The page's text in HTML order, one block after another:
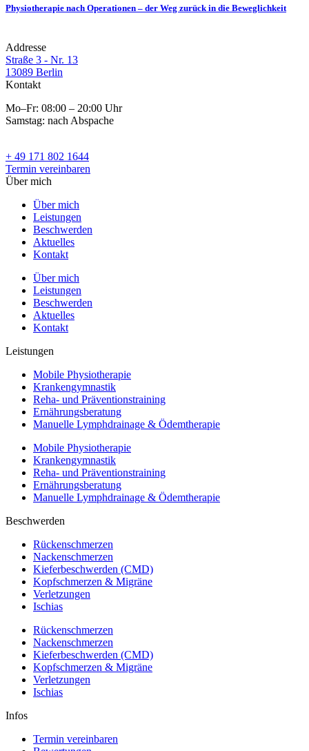
Physiotherapie nach Operationen – der Weg zurück in die Beweglichkeit
Addresse
Straße 3 - Nr. 13
13089 Berlin
Kontakt
Mo–Fr: 08:00 – 20:00 Uhr
Samstag: nach Abspache
+ 49 171 802 1644
Termin vereinbaren
Über mich
Über mich
Leistungen
Beschwerden
Aktuelles
Kontakt
Über mich
Leistungen
Beschwerden
Aktuelles
Kontakt
Leistungen
Mobile Physiotherapie
Krankengymnastik
Reha- und Präventionstraining
Ernährungsberatung
Manuelle Lymphdrainage & Ödemtherapie
Mobile Physiotherapie
Krankengymnastik
Reha- und Präventionstraining
Ernährungsberatung
Manuelle Lymphdrainage & Ödemtherapie
Beschwerden
Rückenschmerzen
Nackenschmerzen
Kieferbeschwerden (CMD)
Kopfschmerzen & Migräne
Verletzungen
Ischias
Rückenschmerzen
Nackenschmerzen
Kieferbeschwerden (CMD)
Kopfschmerzen & Migräne
Verletzungen
Ischias
Infos
Termin vereinbaren